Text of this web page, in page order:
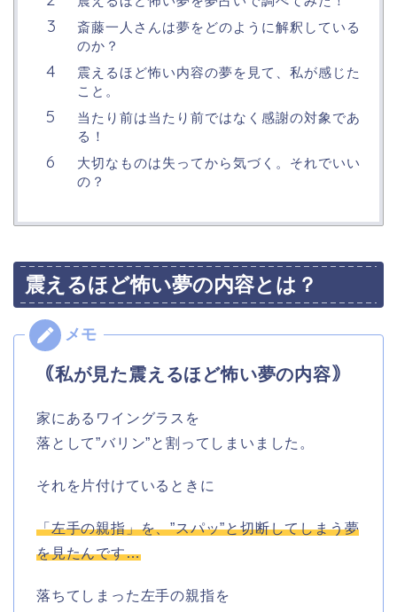
斎藤一人さんは夢をどのように解釈している
のか？
震えるほど怖い内容の夢を見て、私が感じた
こと。
当たり前は当たり前ではなく感謝の対象であ
る！
大切なものは失ってから気づく。それでいい
の？
震えるほど怖い夢の内容とは？
｟私が見た震えるほど怖い夢の内容｠
家にあるワイングラスを
落として”バリン”と割ってしまいました。
それを片付けているときに
「左手の親指」を、”スパッ”と切断してしまう夢
を見たんです…
落ちてしまった左手の親指を